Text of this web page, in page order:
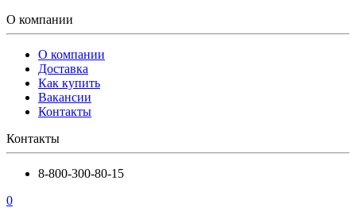
О компании
О компании
Доставка
Как купить
Вакансии
Контакты
Контакты
8-800-300-80-15
0